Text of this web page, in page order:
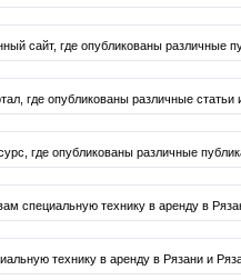
сайт, где опубликованы различные
где опубликованы различные
где опубликованы различные
специальную технику в аренду в
технику в аренду в Рязани и